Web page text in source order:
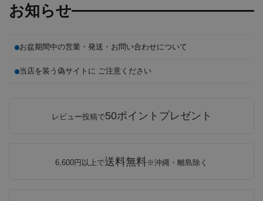
お知らせ
お盆期間中の営業・発送・お問い合わせについて
当店を装う偽サイトに ご注意ください
レビュー投稿で50ポイントプレゼント
6,600円以上で送料無料※沖縄・離島除く